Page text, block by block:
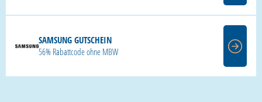
SAMSUNG GUTSCHEIN
56% Rabattcode ohne MBW